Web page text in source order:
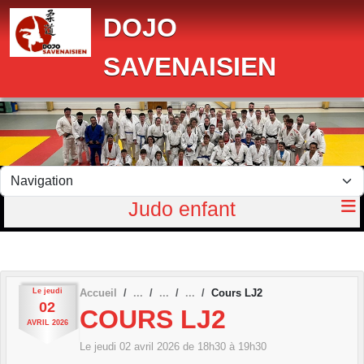
DOJO
SAVENAISIEN
Judo enfant
Le jeudi
02
AVRIL 2026
Accueil Cours LJ2
COURS LJ2
Le jeudi 02 avril 2026 de 18h30 à 19h30
Panneau de gestion des cookies